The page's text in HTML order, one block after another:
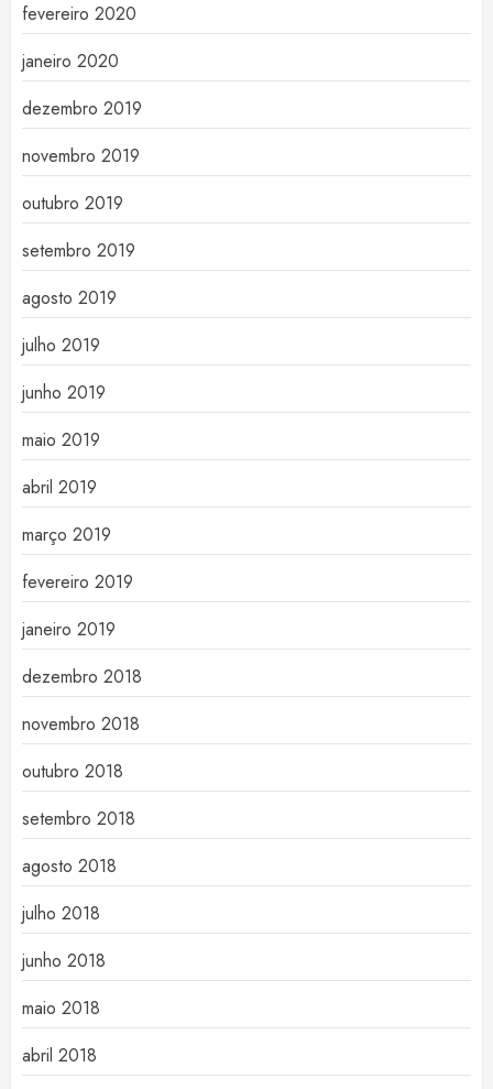
fevereiro 2020
janeiro 2020
dezembro 2019
novembro 2019
outubro 2019
setembro 2019
agosto 2019
julho 2019
junho 2019
maio 2019
abril 2019
março 2019
fevereiro 2019
janeiro 2019
dezembro 2018
novembro 2018
outubro 2018
setembro 2018
agosto 2018
julho 2018
junho 2018
maio 2018
abril 2018